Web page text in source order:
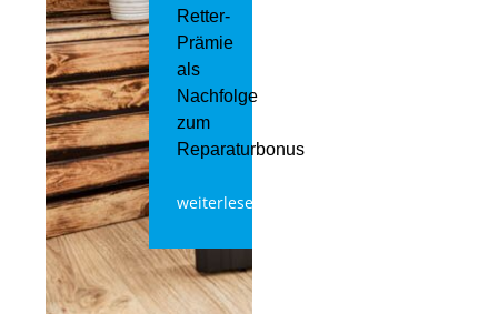
Retter-
Prämie
als
Nachfolge
zum
Reparaturbonus
weiterlesen